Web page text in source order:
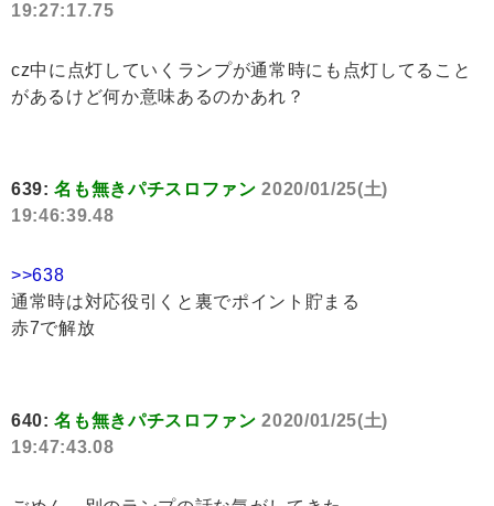
19:27:17.75
cz中に点灯していくランプが通常時にも点灯してること
があるけど何か意味あるのかあれ？
639:名も無きパチスロファン 2020/01/25(土)
19:46:39.48
>>638
通常時は対応役引くと裏でポイント貯まる
赤7で解放
640:名も無きパチスロファン 2020/01/25(土)
19:47:43.08